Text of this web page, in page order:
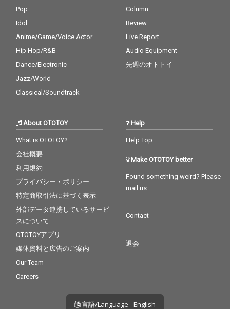
Pop
Idol
Anime/Game/Voice Actor
Hip Hop/R&B
Dance/Electronic
Jazz/World
Classical/Soundtrack
Column
Review
Live Report
Audio Equipment
先週のオトトイ
About OTOTOY
What is OTOTOY?
会社概要
利用規約
プライバシー・ポリシー
特定商取引法に基づく表示
外部データ連携しているサービ
スについて
OTOTOYアプリ
媒体資料と広告のご案内
Our Team
Careers
Help
Help Top
Make OTOTOY better
Found something weird? Please
mail us
Contact
退会
言語/Language - English